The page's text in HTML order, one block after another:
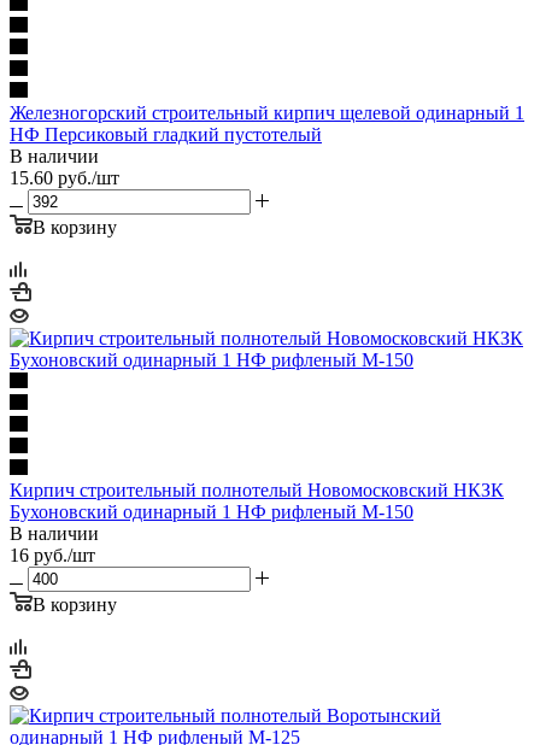
Железногорский строительный кирпич щелевой одинарный 1
НФ Персиковый гладкий пустотелый
В наличии
15.60 руб./шт
В корзину
Кирпич строительный полнотелый Новомосковский НКЗК
Бухоновский одинарный 1 НФ рифленый М-150
В наличии
16 руб./шт
В корзину